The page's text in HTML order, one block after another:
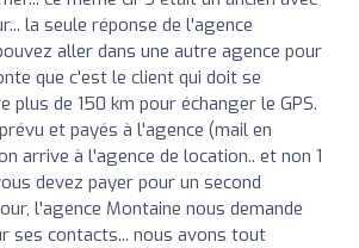
la seule réponse de l'agence
aller dans une autre agence pour
que c'est le client qui doit se
plus de 150 km pour échanger le GPS.
et payés à l'agence (mail en
arrive à l'agence de location.. et non 1
devez payer pour un second
l'agence Montaine nous demande
ses contacts... nous avons tout